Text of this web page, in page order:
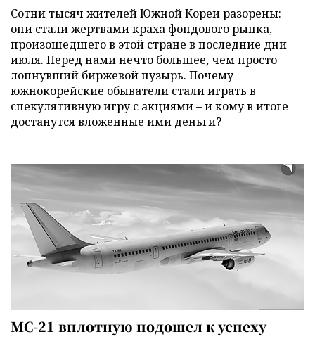
Сотни тысяч жителей Южной Кореи разорены:
они стали жертвами краха фондового рынка,
произошедшего в этой стране в последние дни
июля. Перед нами нечто большее, чем просто
лопнувший биржевой пузырь. Почему
южнокорейские обыватели стали играть в
спекулятивную игру с акциями – и кому в итоге
достанутся вложенные ими деньги?
МС-21 вплотную подошел к успеху